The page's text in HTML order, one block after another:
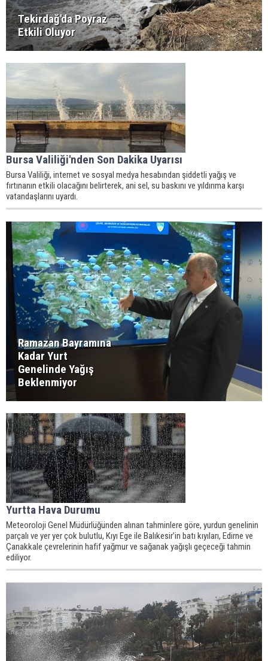
Tekirdağ'da Poyraz
Etkili Oluyor
Bursa Valiliği'nden Son Dakika Uyarısı
Bursa Valiliği, internet ve sosyal medya hesabından şiddetli yağış ve
fırtınanın etkili olacağını belirterek, ani sel, su baskını ve yıldırıma karşı
vatandaşlarını uyardı.
Ramazan Bayramına
Kadar Yurt
Genelinde Yağış
Beklenmiyor
Yurtta Hava Durumu
Meteoroloji Genel Müdürlüğünden alınan tahminlere göre, yurdun genelinin
parçalı ve yer yer çok bulutlu, Kıyı Ege ile Balıkesir’in batı kıyıları, Edirne ve
Çanakkale çevrelerinin hafif yağmur ve sağanak yağışlı geçeceği tahmin
ediliyor.